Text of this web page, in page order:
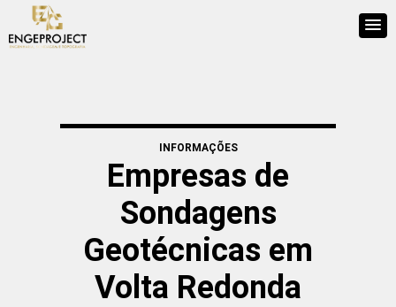
INFORMAÇÕES
Empresas de
Sondagens
Geotécnicas em
Volta Redonda